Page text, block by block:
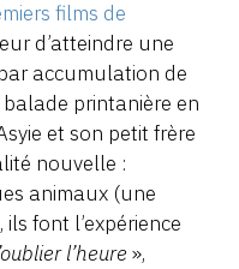
films de
d’atteindre une
accumulation de
printanière en
et son petit frère
nouvelle :
animaux (une
font l’expérience
l’heure »,